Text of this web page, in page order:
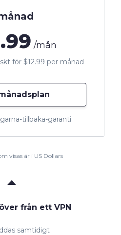
/mån
för $12.99 per månad
tillbaka-garanti
visas är i US Dollars
från ett VPN
samtidigt